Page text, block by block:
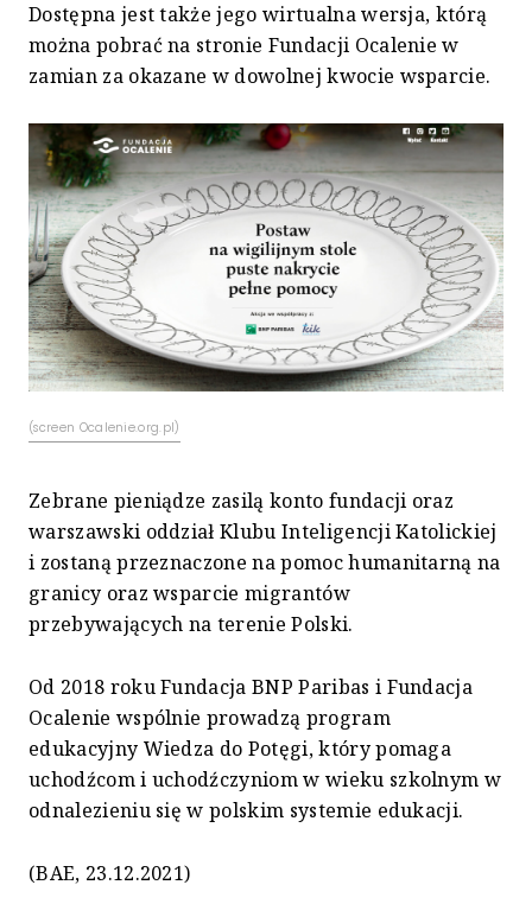
Dostępna jest także jego wirtualna wersja, którą
można pobrać na stronie Fundacji Ocalenie w
zamian za okazane w dowolnej kwocie wsparcie.
(screen Ocalenie.org.pl)
Zebrane pieniądze zasilą konto fundacji oraz
warszawski oddział Klubu Inteligencji Katolickiej
i zostaną przeznaczone na pomoc humanitarną na
granicy oraz wsparcie migrantów
przebywających na terenie Polski.
Od 2018 roku Fundacja BNP Paribas i Fundacja
Ocalenie wspólnie prowadzą program
edukacyjny Wiedza do Potęgi, który pomaga
uchodźcom i uchodźczyniom w wieku szkolnym w
odnalezieniu się w polskim systemie edukacji.
(BAE, 23.12.2021)